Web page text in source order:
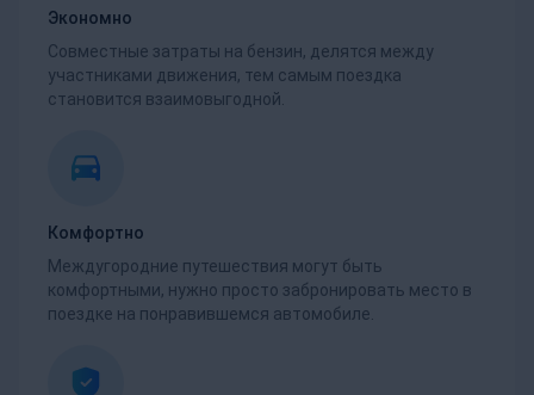
Экономно
Совместные затраты на бензин, делятся между
участниками движения, тем самым поездка
становится взаимовыгодной.
Комфортно
Междугородние путешествия могут быть
комфортными, нужно просто забронировать место в
поездке на понравившемся автомобиле.